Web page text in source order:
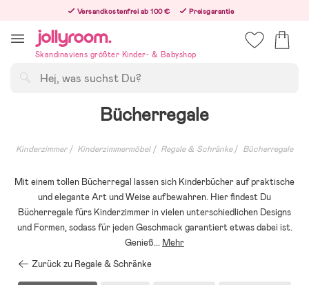
innehållet
Versandkostenfrei ab 100 €
Preisgarantie
Bestellungen, die nach 12:00 Uhr eingehen, werden am nächsten Werktag versandt!
Skandinaviens größter Kinder- & Babyshop
Bücherregale
Kinderzimmer Kinderzimmermöbel Regale & Schränke Bücherregale
Mit einem tollen Bücherregal lassen sich Kinderbücher auf praktische
und elegante Art und Weise aufbewahren. Hier findest Du
Bücherregale fürs Kinderzimmer in vielen unterschiedlichen Designs
und Formen, sodass für jeden Geschmack garantiert etwas dabei ist.
Genieß... Mehr
Zurück zu Regale & Schränke